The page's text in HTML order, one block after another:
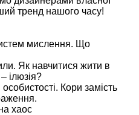
тренд нашого часу!
мислення. Що
Як навчитися жити в
ілюзія?
Кори замість
хаос